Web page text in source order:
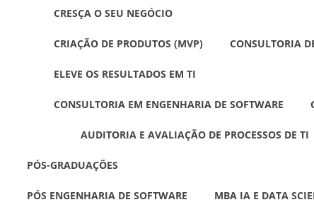
CRESÇA O SEU NEGÓCIO
CRIAÇÃO DE PRODUTOS (MVP) CONSULTORIA
ELEVE OS RESULTADOS EM TI
CONSULTORIA EM ENGENHARIA DE SOFTWARE
AUDITORIA E AVALIAÇÃO DE PROCESSOS DE TI
PÓS-GRADUAÇÕES
PÓS ENGENHARIA DE SOFTWARE MBA IA E DATA